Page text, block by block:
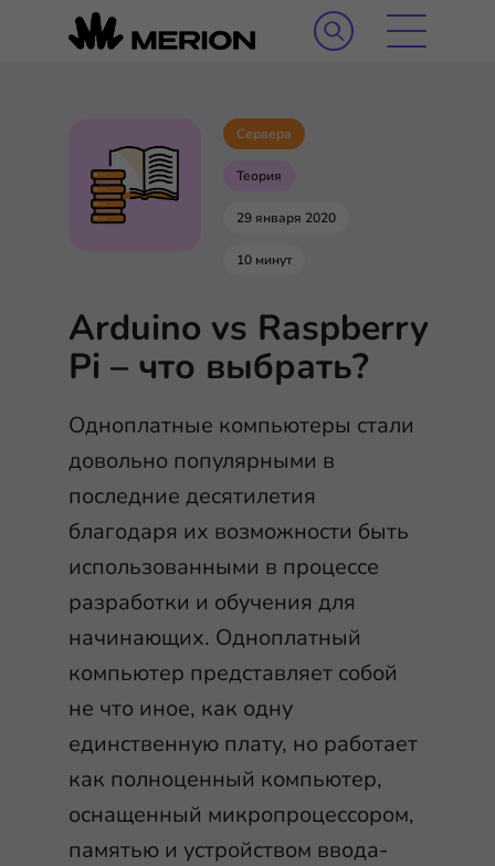
Сервера
Теория
29 января 2020
10 минут
Arduino vs Raspberry
Pi – что выбрать?
Одноплатные компьютеры стали
довольно популярными в
последние десятилетия
благодаря их возможности быть
использованными в процессе
разработки и обучения для
начинающих. Одноплатный
компьютер представляет собой
не что иное, как одну
единственную плату, но работает
как полноценный компьютер,
оснащенный микропроцессором,
памятью и устройством ввода-